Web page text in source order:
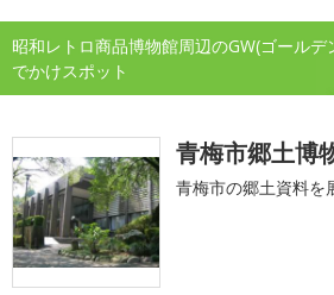
昭和レトロ商品博物館周辺のGW(ゴール
でかけスポット
青梅市郷土博
青梅市の郷土資料を